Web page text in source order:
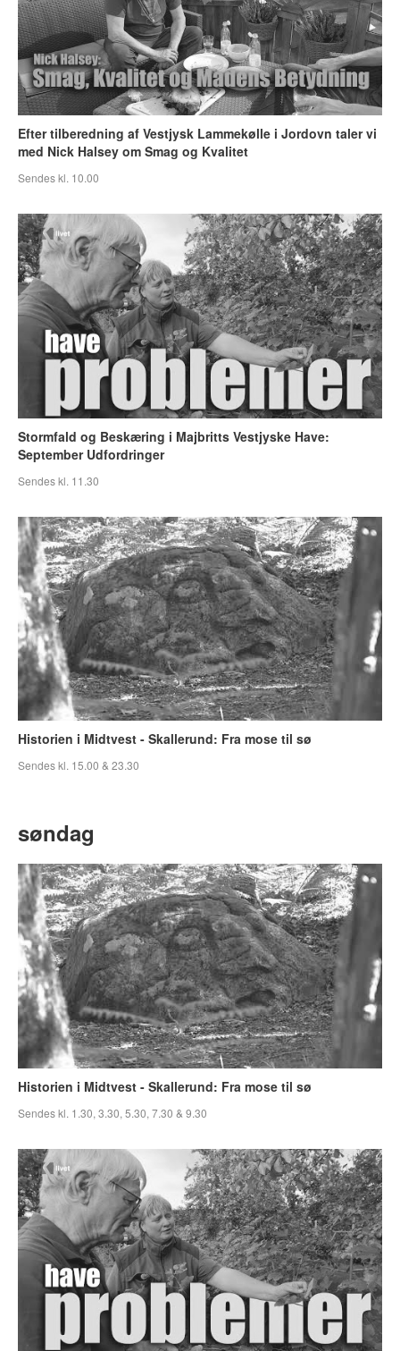
Efter tilberedning af Vestjysk Lammekølle i Jordovn taler vi
med Nick Halsey om Smag og Kvalitet
Sendes kl. 10.00
Stormfald og Beskæring i Majbritts Vestjyske Have:
September Udfordringer
Sendes kl. 11.30
Historien i Midtvest - Skallerund: Fra mose til sø
Sendes kl. 15.00 & 23.30
søndag
Historien i Midtvest - Skallerund: Fra mose til sø
Sendes kl. 1.30, 3.30, 5.30, 7.30 & 9.30